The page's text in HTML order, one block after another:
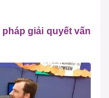
giải quyết vấn